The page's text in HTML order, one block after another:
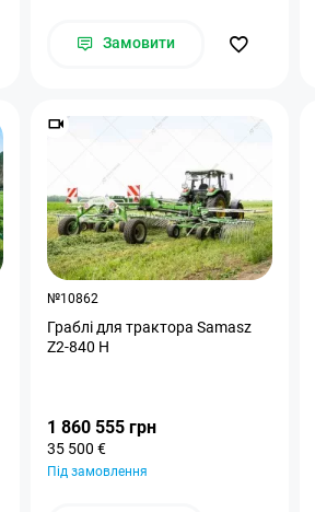
Замовити
№10862
Граблі для трактора Samasz
Z2-840 H
1 860 555 грн
35 500 €
Під замовлення